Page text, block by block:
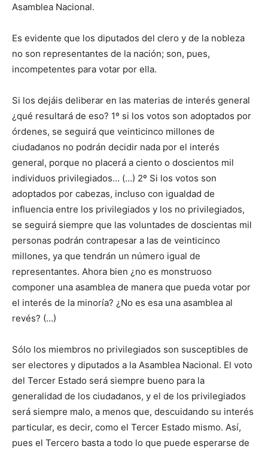
Asamblea Nacional.
Es evidente que los diputados del clero y de la nobleza
no son representantes de la nación; son, pues,
incompetentes para votar por ella.
Si los dejáis deliberar en las materias de interés general
¿qué resultará de eso? 1º si los votos son adoptados por
órdenes, se seguirá que veinticinco millones de
ciudadanos no podrán decidir nada por el interés
general, porque no placerá a ciento o doscientos mil
individuos privilegiados… (…) 2º Si los votos son
adoptados por cabezas, incluso con igualdad de
influencia entre los privilegiados y los no privilegiados,
se seguirá siempre que las voluntades de doscientas mil
personas podrán contrapesar a las de veinticinco
millones, ya que tendrán un número igual de
representantes. Ahora bien ¿no es monstruoso
componer una asamblea de manera que pueda votar por
el interés de la minoría? ¿No es esa una asamblea al
revés? (…)
Sólo los miembros no privilegiados son susceptibles de
ser electores y diputados a la Asamblea Nacional. El voto
del Tercer Estado será siempre bueno para la
generalidad de los ciudadanos, y el de los privilegiados
será siempre malo, a menos que, descuidando su interés
particular, es decir, como el Tercer Estado mismo. Así,
pues el Tercero basta a todo lo que puede esperarse de